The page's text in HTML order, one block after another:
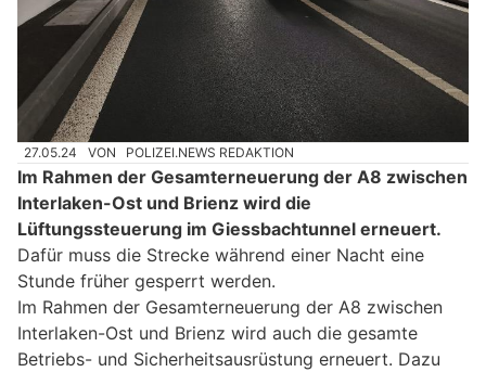
27.05.24 VON POLIZEI.NEWS REDAKTION
Im Rahmen der Gesamterneuerung der A8 zwischen
Interlaken-Ost und Brienz wird die
Lüftungssteuerung im Giessbachtunnel erneuert.
Dafür muss die Strecke während einer Nacht eine
Stunde früher gesperrt werden.
Im Rahmen der Gesamterneuerung der A8 zwischen
Interlaken-Ost und Brienz wird auch die gesamte
Betriebs- und Sicherheitsausrüstung erneuert. Dazu